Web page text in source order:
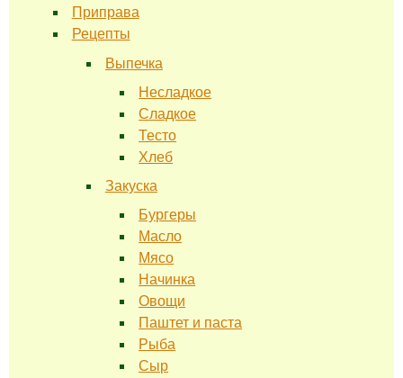
Приправа
Рецепты
Выпечка
Несладкое
Сладкое
Тесто
Хлеб
Закуска
Бургеры
Масло
Мясо
Начинка
Овощи
Паштет и паста
Рыба
Сыр